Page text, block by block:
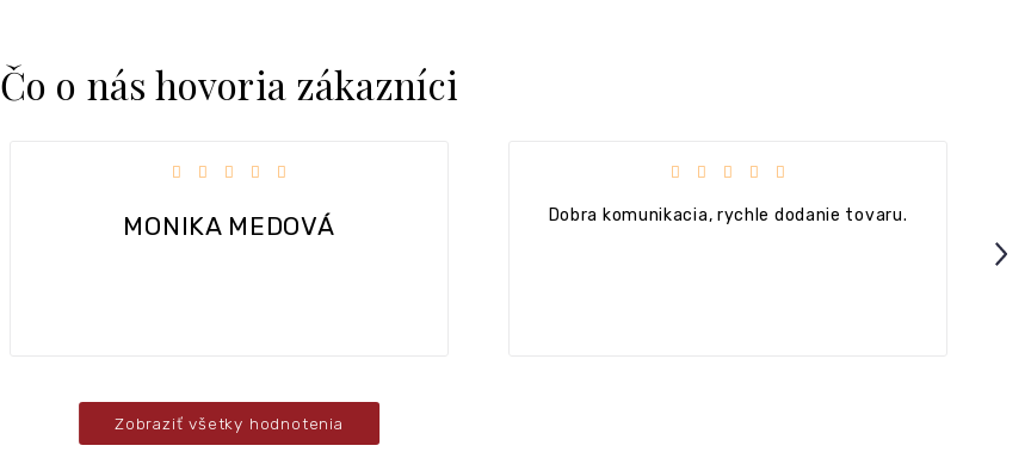
Čo o nás hovoria zákazníci
MONIKA MEDOVÁ
Hodnotenie obchodu je 5 z 5 hviezdičiek. Hodnotenie obchodu je 5 z 5 hviezdičiek.
Dobra komunikacia, rychle dodanie tovaru.
Next
Zobraziť všetky hodnotenia